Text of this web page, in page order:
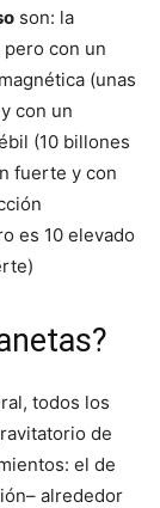
son: la
con un
(unas
con un
(10 billones
fuerte y con
es 10 elevado
todos los
de
el de
alrededor